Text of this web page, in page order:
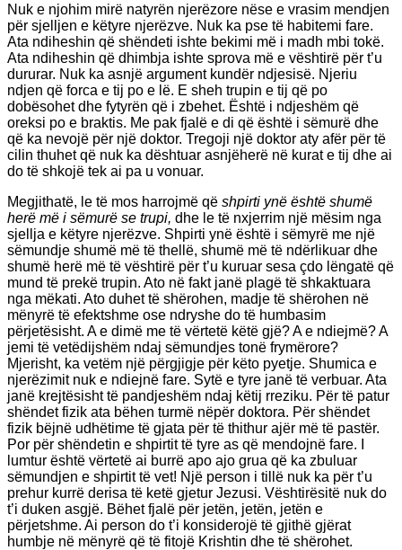
Nuk e njohim mirë natyrën njerëzore nëse e vrasim mendjen
për sjelljen e këtyre njerëzve. Nuk ka pse të habitemi fare.
Ata ndiheshin që shëndeti ishte bekimi më i madh mbi tokë.
Ata ndiheshin që dhimbja ishte sprova më e vështirë për t’u
dururar. Nuk ka asnjë argument kundër ndjesisë. Njeriu
ndjen që forca e tij po e lë. E sheh trupin e tij që po
dobësohet dhe fytyrën që i zbehet. Është i ndjeshëm që
oreksi po e braktis. Me pak fjalë e di që është i sëmurë dhe
që ka nevojë për një doktor. Tregoji një doktor aty afër për të
cilin thuhet që nuk ka dështuar asnjëherë në kurat e tij dhe ai
do të shkojë tek ai pa u vonuar.
Megjithatë, le të mos harrojmë që shpirti ynë është shumë
herë më i sëmurë se trupi, dhe le të nxjerrim një mësim nga
sjellja e këtyre njerëzve. Shpirti ynë është i sëmyrë me një
sëmundje shumë më të thellë, shumë më të ndërlikuar dhe
shumë herë më të vështirë për t’u kuruar sesa çdo lëngatë që
mund të prekë trupin. Ato në fakt janë plagë të shkaktuara
nga mëkati. Ato duhet të shërohen, madje të shërohen në
mënyrë të efektshme ose ndryshe do të humbasim
përjetësisht. A e dimë me të vërtetë këtë gjë? A e ndiejmë? A
jemi të vetëdijshëm ndaj sëmundjes tonë frymërore?
Mjerisht, ka vetëm një përgjigje për këto pyetje. Shumica e
njerëzimit nuk e ndiejnë fare. Sytë e tyre janë të verbuar. Ata
janë krejtësisht të pandjeshëm ndaj këtij rreziku. Për të patur
shëndet fizik ata bëhen turmë nëpër doktora. Për shëndet
fizik bëjnë udhëtime të gjata për të thithur ajër më të pastër.
Por për shëndetin e shpirtit të tyre as që mendojnë fare. I
lumtur është vërtetë ai burrë apo ajo grua që ka zbuluar
sëmundjen e shpirtit të vet! Një person i tillë nuk ka për t’u
prehur kurrë derisa të ketë gjetur Jezusi. Vështirësitë nuk do
t’i duken asgjë. Bëhet fjalë për jetën, jetën, jetën e
përjetshme. Ai person do t’i konsiderojë të gjithë gjërat
humbje në mënyrë që të fitojë Krishtin dhe të shërohet.